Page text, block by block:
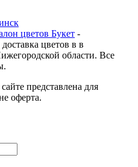
цветов Букет -
цветов в в
области. Все
представлена для
оферта.